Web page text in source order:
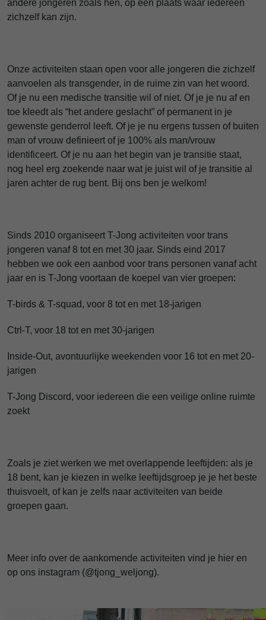
andere jongeren zoals hen, op een plaats waar iedereen
zichzelf kan zijn.
Onze activiteiten staan open voor alle jongeren die zichzelf
aanvoelen als transgender, in de ruime zin van het woord.
Of je nu een medische transitie wil of niet. Of je je nu af en
toe kleedt als “het andere geslacht” of permanent in je
gewenste genderrol leeft. Of je je nu ergens tussen of buiten
man of vrouw definieert of je 100% als man/vrouw
identificeert. Of je nu aan het begin van je transitie staat,
nog heel erg zoekende naar wat je juist wil of je transitie al
jaren achter de rug bent. Bij ons ben je welkom!
Sinds 2010 organiseert T-Jong activiteiten voor trans
jongeren vanaf 8 tot en met 30 jaar. Sinds eind 2017
hebben we ook een aanbod voor trans personen vanaf acht
jaar en is T-Jong voortaan de koepel van vier groepen:
T-birds & T-squad, voor 8 tot en met 18-jarigen
Ctrl-T, voor 18 tot en met 30-jarigen
Inside-Out, avontuurlijke weekenden voor 16 tot en met 20-
jarigen
T-Jong Discord, voor iedereen die een veilige online ruimte
zoekt
Zoals je ziet werken we met overlappende leeftijden: als je
18 bent, kan je kiezen in welke leeftijdsgroep je je het beste
thuisvoelt, of kan je zelfs naar activiteiten van beide
groepen gaan.
Meer info over de aankomende activiteiten vind je hier en
op ons instagram (@tjong_weljong).